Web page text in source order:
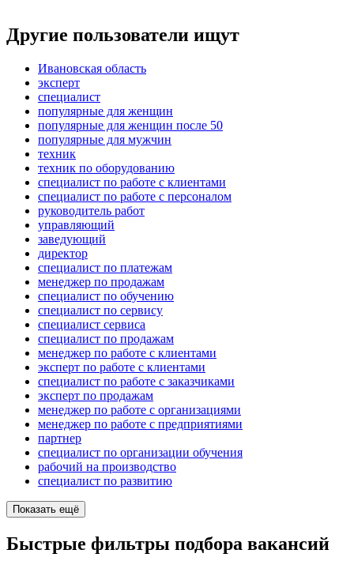
Другие пользователи ищут
Ивановская область
эксперт
специалист
популярные для женщин
популярные для женщин после 50
популярные для мужчин
техник
техник по оборудованию
специалист по работе с клиентами
специалист по работе с персоналом
руководитель работ
управляющий
заведующий
директор
специалист по платежам
менеджер по продажам
специалист по обучению
специалист по сервису
специалист сервиса
специалист по продажам
менеджер по работе с клиентами
эксперт по работе с клиентами
специалист по работе с заказчиками
эксперт по продажам
менеджер по работе с организациями
менеджер по работе с предприятиями
партнер
специалист по организации обучения
рабочий на производство
специалист по развитию
Показать ещё
Быстрые фильтры подбора вакансий